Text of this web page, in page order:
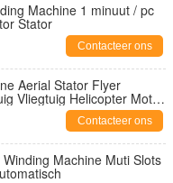
Machine 1 minuut / pc
Stator
Contacteer ons
Aerial Stator Flyer
Vliegtuig Helicopter Motor
Contacteer ons
Machine Muti Slots